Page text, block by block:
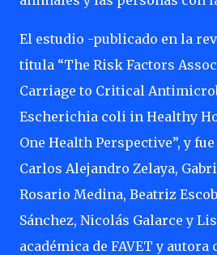
El estudio -publicado en la
titula “The Risk Factors
Carriage to Critical
Escherichia coli in Healthy
One Health Perspective”, y
Carlos Alejandro Zelaya,
Rosario Medina, Beatriz
Sánchez, Nicolás Galarce y
académica de FAVET y